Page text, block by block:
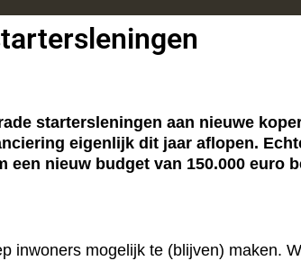
startersleningen aan nieuwe
eigenlijk dit jaar aflopen.
nieuw budget van 150.000 euro
inwoners mogelijk te (blijven) maken.